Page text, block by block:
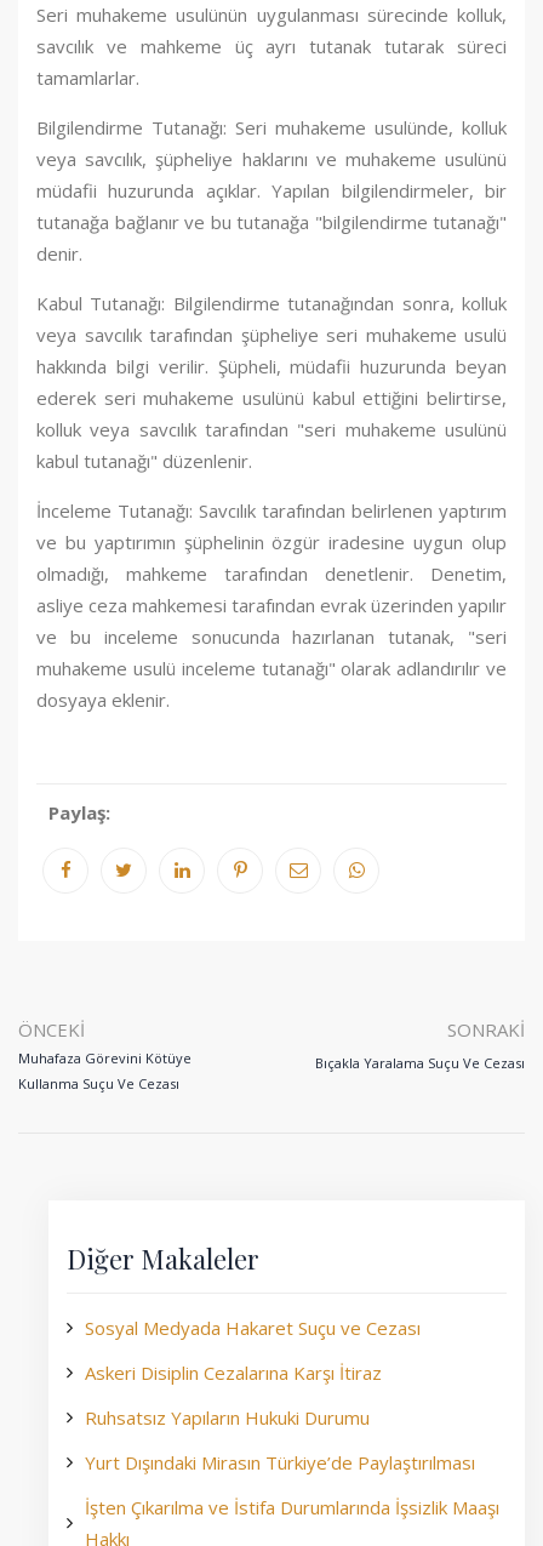
Diğer Makaleler
Sosyal Medyada Hakaret Suçu ve Cezası
Askeri Disiplin Cezalarına Karşı İtiraz
Ruhsatsız Yapıların Hukuki Durumu
Yurt Dışındaki Mirasın Türkiye’de Paylaştırılması
İşten Çıkarılma ve İstifa Durumlarında İşsizlik Maaşı
Hakkı
Seri muhakeme usulünün uygulanması sürecinde kolluk,
savcılık ve mahkeme üç ayrı tutanak tutarak süreci
tamamlarlar.
Bilgilendirme Tutanağı: Seri muhakeme usulünde, kolluk
veya savcılık, şüpheliye haklarını ve muhakeme usulünü
müdafii huzurunda açıklar. Yapılan bilgilendirmeler, bir
tutanağa bağlanır ve bu tutanağa "bilgilendirme tutanağı"
denir.
Kabul Tutanağı: Bilgilendirme tutanağından sonra, kolluk
veya savcılık tarafından şüpheliye seri muhakeme usulü
hakkında bilgi verilir. Şüpheli, müdafii huzurunda beyan
ederek seri muhakeme usulünü kabul ettiğini belirtirse,
kolluk veya savcılık tarafından "seri muhakeme usulünü
kabul tutanağı" düzenlenir.
İnceleme Tutanağı: Savcılık tarafından belirlenen yaptırım
ve bu yaptırımın şüphelinin özgür iradesine uygun olup
olmadığı, mahkeme tarafından denetlenir. Denetim,
asliye ceza mahkemesi tarafından evrak üzerinden yapılır
ve bu inceleme sonucunda hazırlanan tutanak, "seri
muhakeme usulü inceleme tutanağı" olarak adlandırılır ve
dosyaya eklenir.
Paylaş:
ÖNCEKI
Muhafaza Görevini Kötüye
Kullanma Suçu Ve Cezası
SONRAKI
Bıçakla Yaralama Suçu Ve Cezası